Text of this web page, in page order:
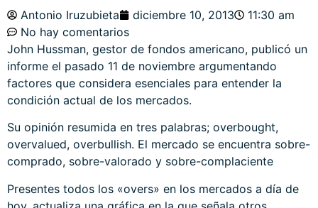
Antonio Iruzubieta diciembre 10, 2013
11:30 am
No hay comentarios
John Hussman, gestor de fondos americano, publicó un
informe el pasado 11 de noviembre argumentando
factores que considera esenciales para entender la
condición actual de los mercados.
Su opinión resumida en tres palabras; overbought,
overvalued, overbullish. El mercado se encuentra sobre-
comprado, sobre-valorado y sobre-complaciente
Presentes todos los «overs» en los mercados a día de